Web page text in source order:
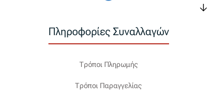
Πληροφορίες Συναλλαγών
Τρόποι Πληρωμής
Τρόποι Παραγγελίας